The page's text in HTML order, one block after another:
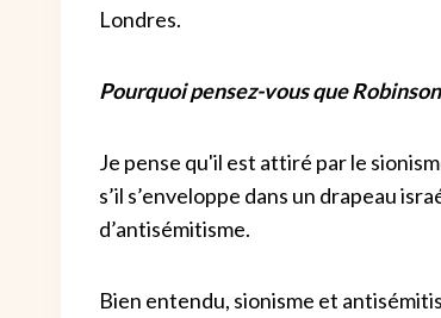
Londres.
Pourquoi pensez-vous que
Je pense qu'il est attiré par le
s’il s’enveloppe dans un drapeau
d’antisémitisme.
Bien entendu, sionisme et